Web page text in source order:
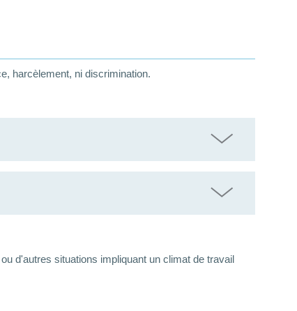
harcèlement, ni discrimination.
d'autres situations impliquant un climat de travail